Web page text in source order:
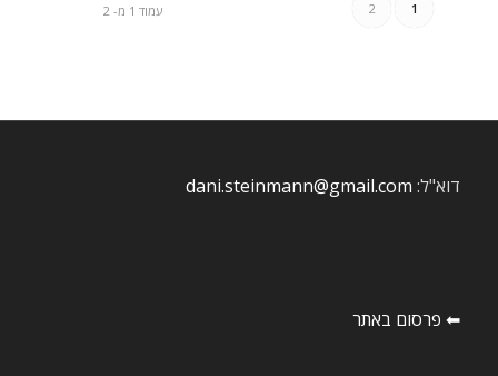
עמוד 1 מ- 2 1
2
דוא"ל: dani.steinmann@gmail.com
⬅ פרסום באתר